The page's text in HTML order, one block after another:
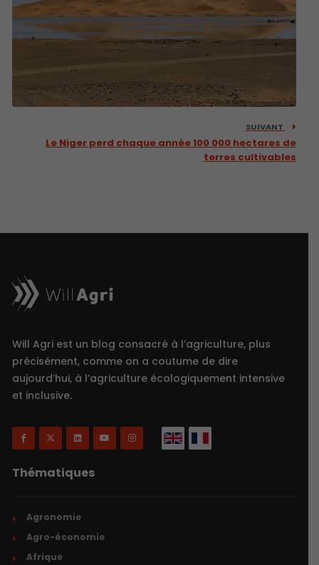
SUIVANT
Le Niger perd chaque année 100 000 hectares de
terres cultivables
Will Agri est un blog consacré à l’agriculture, plus
précisément, comme on a coutume de dire
aujourd’hui, à l’agriculture écologiquement intensive
et inclusive.
Thématiques
Agronomie
Agro-économie
Afrique